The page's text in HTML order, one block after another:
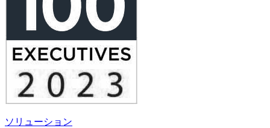
ソリューション